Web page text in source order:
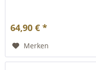
64,90 € *
Merken